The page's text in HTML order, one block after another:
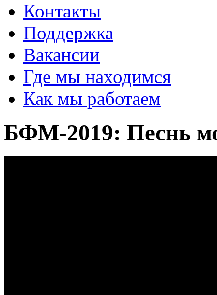
Контакты
Поддержка
Вакансии
Где мы находимся
Как мы работаем
БФМ-2019: Песнь